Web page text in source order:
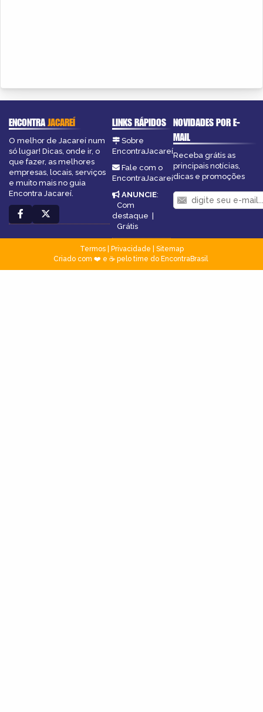
ENCONTRAJACAREÍ
O melhor de Jacareí num
só lugar! Dicas, onde ir, o
que fazer, as melhores
empresas, locais, serviços
e muito mais no guia
Encontra Jacareí.
LINKS RÁPIDOS
Sobre
EncontraJacareí
Fale com o
EncontraJacareí
ANUNCIE:
Com
destaque |
Grátis
NOVIDADES POR E-
MAIL
Receba grátis as
principais notícias,
dicas e promoções
Termos| Privacidade
Sitemap
Criado com ❤️ e ☕ pelo time do EncontraBrasil